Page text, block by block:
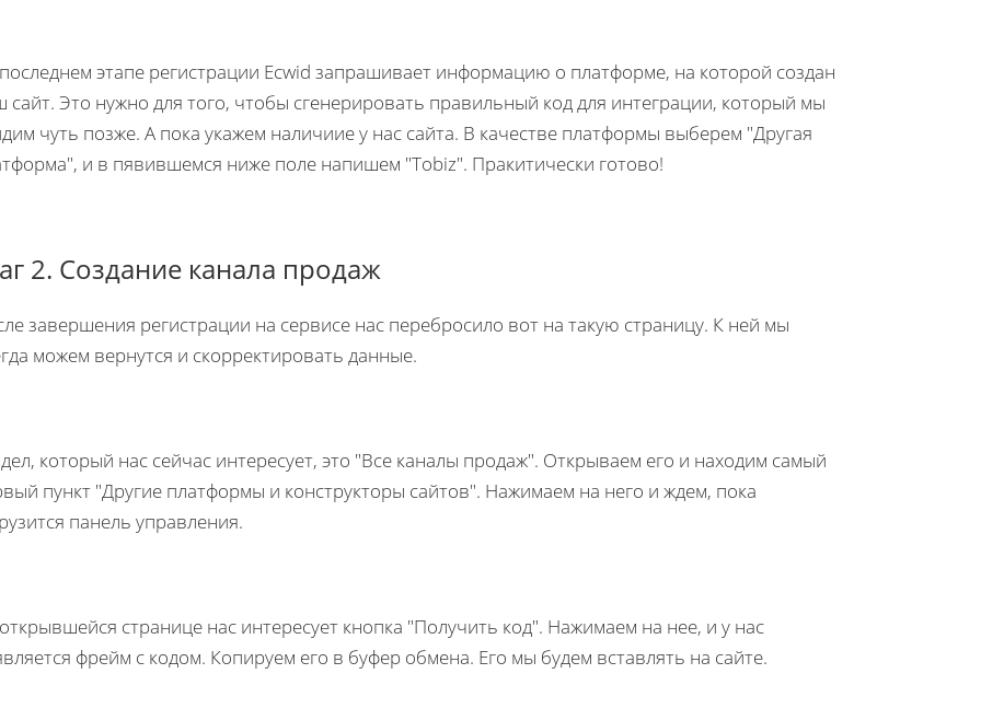
этапе регистрации Ecwid запрашивает информацию о платформе, на которой создан
сайт. Это нужно для того, чтобы сгенерировать правильный код для интеграции, который мы
чуть позже. А пока укажем наличиие у нас сайта. В качестве платформы выберем "Другая
и в пявившемся ниже поле напишем "Tobiz". Пракитически готово!
2. Создание канала продаж
завершения регистрации на сервисе нас перебросило вот на такую страницу. К ней мы
можем вернутся и скорректировать данные.
который нас сейчас интересует, это "Все каналы продаж". Открываем его и находим самый
пункт "Другие платформы и конструкторы сайтов". Нажимаем на него и ждем, пока
панель управления.
странице нас интересует кнопка "Получить код". Нажимаем на нее, и у нас
фрейм с кодом. Копируем его в буфер обмена. Его мы будем вставлять на сайте.